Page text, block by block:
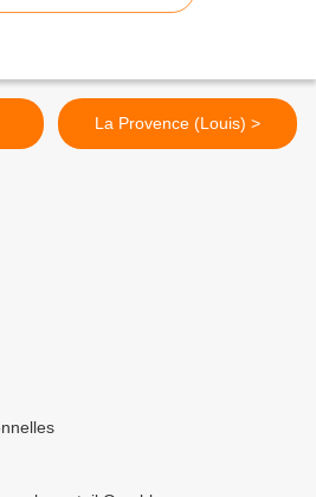
La Provence (Louis) >